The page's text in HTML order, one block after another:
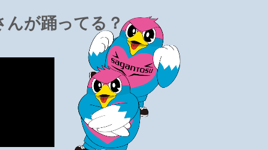
んが踊ってる？